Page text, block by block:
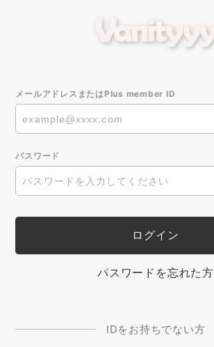
メールアドレスまたはPlus member ID
パスワード
パスワードを忘れた方
IDをお持ちでない方